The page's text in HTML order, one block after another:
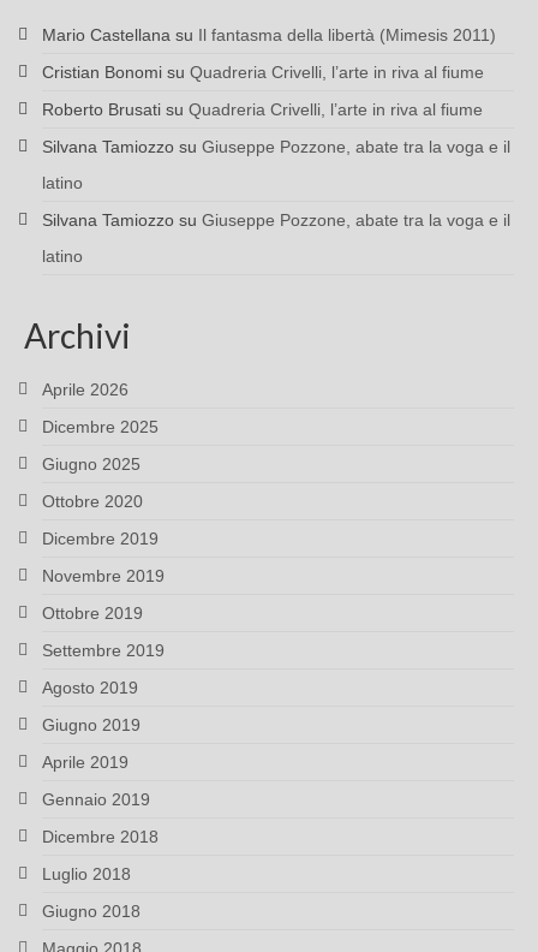
Mario Castellana su Il fantasma della libertà (Mimesis 2011)
Cristian Bonomi su Quadreria Crivelli, l’arte in riva al fiume
Roberto Brusati su Quadreria Crivelli, l’arte in riva al fiume
Silvana Tamiozzo su Giuseppe Pozzone, abate tra la voga e il
latino
Silvana Tamiozzo su Giuseppe Pozzone, abate tra la voga e il
latino
Archivi
Aprile 2026
Dicembre 2025
Giugno 2025
Ottobre 2020
Dicembre 2019
Novembre 2019
Ottobre 2019
Settembre 2019
Agosto 2019
Giugno 2019
Aprile 2019
Gennaio 2019
Dicembre 2018
Luglio 2018
Giugno 2018